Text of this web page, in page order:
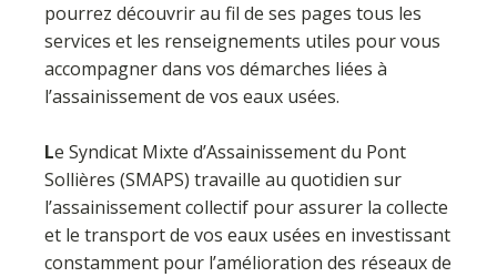
pourrez découvrir au fil de ses pages tous les
services et les renseignements utiles pour vous
accompagner dans vos démarches liées à
l’assainissement de vos eaux usées.
Le Syndicat Mixte d’Assainissement du Pont
Sollières (SMAPS) travaille au quotidien sur
l’assainissement collectif pour assurer la collecte
et le transport de vos eaux usées en investissant
constamment pour l’amélioration des réseaux de